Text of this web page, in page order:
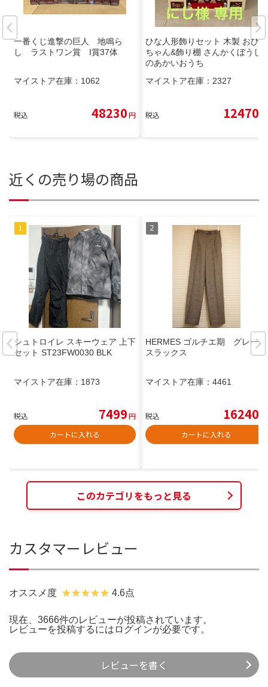
一番くじ進撃の巨人 地鳴ら
し ラストワン賞 I賞37体
マイストア在庫： 1062
税込 48230円
ひな人形飾りセット 木製 おひな
ちゃん&飾り棚 さんかくぼうし
のあかいおうち
マイストア在庫： 2327
税込 12470
近くの売り場の商品
シュトロイレ スキーウェア 上下
セット ST23FW0030 BLK
マイストア在庫： 1873
税込 7499円
カートに入れる
HERMES ゴルチエ期 グレー
スラックス
マイストア在庫： 4461
税込 16240
カートに入れる
このカテゴリをもっと見る
カスタマーレビュー
オススメ度 4.6点
現在、3666件のレビューが投稿されています。
レビューを投稿するには ログインが必要です。
レビューを書く